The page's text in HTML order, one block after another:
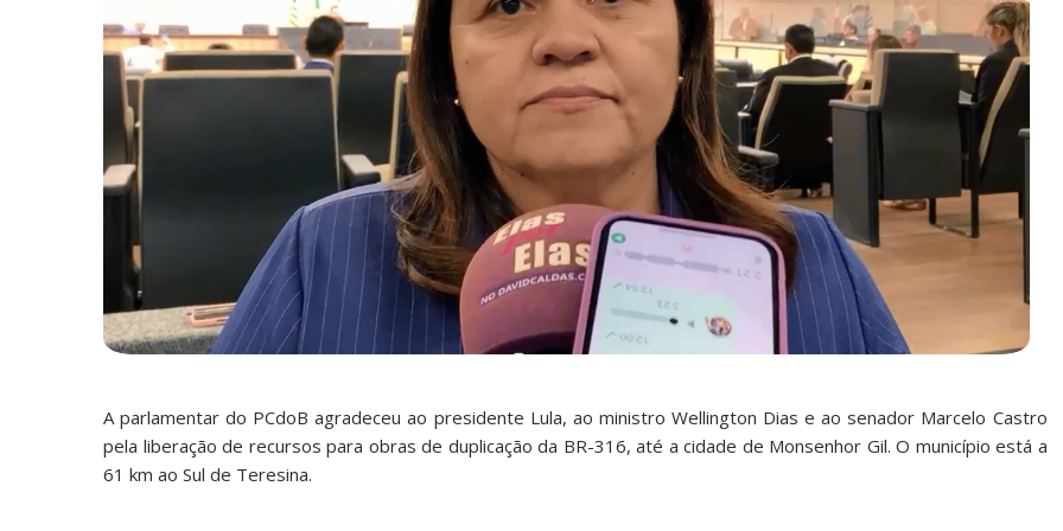
A parlamentar do PCdoB agradeceu ao presidente Lula, ao ministro Wellington Dias e ao senador Marcelo Castro
pela liberação de recursos para obras de duplicação da BR-316, até a cidade de Monsenhor Gil. O município está a
61 km ao Sul de Teresina.